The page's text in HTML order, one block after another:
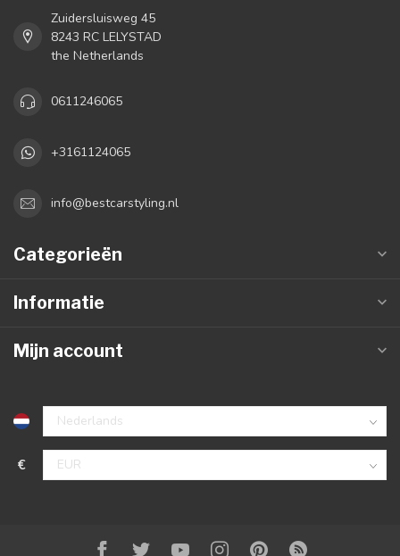
Zuidersluisweg 45
8243 RC LELYSTAD
the Netherlands
0611246065
+3161124065
info@bestcarstyling.nl
Categorieën
Informatie
Mijn account
€